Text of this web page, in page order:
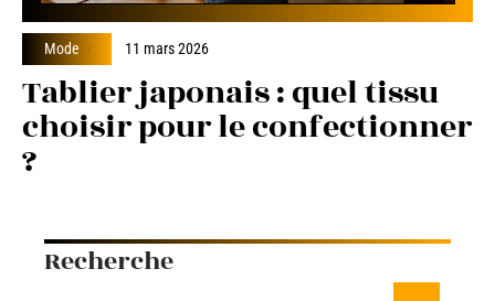
Mode 11 mars 2026
Tablier japonais : quel tissu
choisir pour le confectionner
?
Recherche